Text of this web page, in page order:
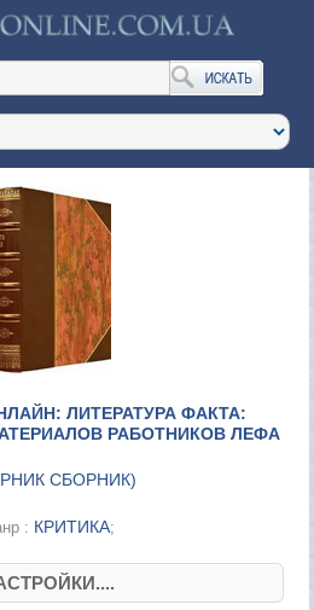
ЛИТЕРАТУРА ФАКТА:
РАБОТНИКОВ ЛЕФА
СБОРНИК)
: КРИТИКА;